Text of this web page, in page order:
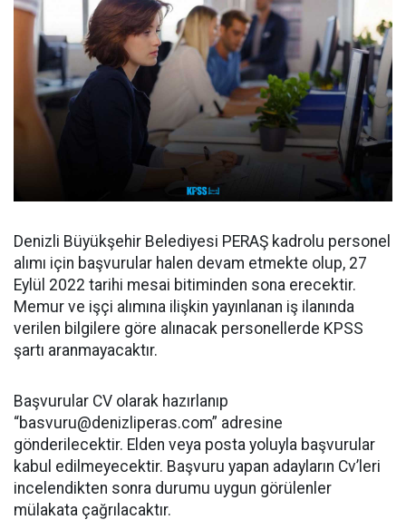
Denizli Büyükşehir Belediyesi PERAŞ kadrolu personel
alımı için başvurular halen devam etmekte olup, 27
Eylül 2022 tarihi mesai bitiminden sona erecektir.
Memur ve işçi alımına ilişkin yayınlanan iş ilanında
verilen bilgilere göre alınacak personellerde KPSS
şartı aranmayacaktır.
Başvurular CV olarak hazırlanıp
“basvuru@denizliperas.com” adresine
gönderilecektir. Elden veya posta yoluyla başvurular
kabul edilmeyecektir. Başvuru yapan adayların Cv’leri
incelendikten sonra durumu uygun görülenler
mülakata çağrılacaktır.